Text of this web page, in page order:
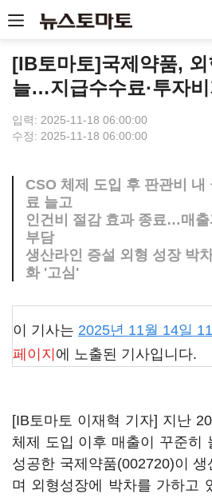
[IB토마토]국제약품,
늘…지급수수료·투자
입력: 2025-11-18 06:00:00
수정: 2025-11-18 06:00:00
CSO 체제 도입 후 판관비 내
료 늘고
인건비 절감 효과 종료…매
부담
생산라인 증설 외형 성장 박
화 '고심'
이 기사는 2025년 11월 14일
페이지 에 노출된 기사입니다.
[IB토마토 이재혁 기자] 지난
체제 도입 이후 매출이 꾸준히
성공한 국제약품(002720)이 생
며 외형성장에 박차를 가하고